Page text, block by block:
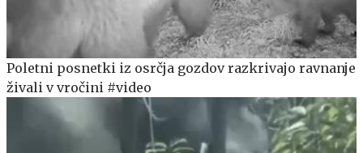
Poletni posnetki iz osrčja gozdov razkrivajo ravnanje
živali v vročini #video